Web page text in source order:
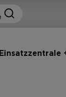
Einsatzzentrale